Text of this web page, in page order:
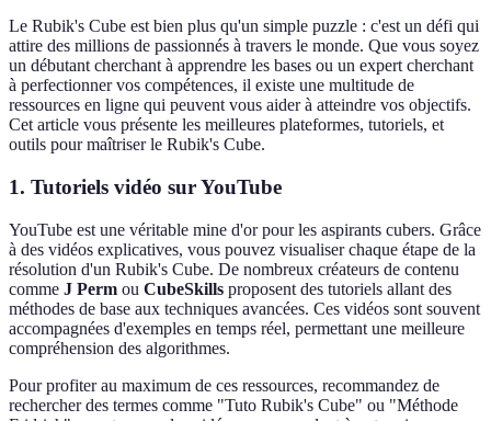
Le Rubik's Cube est bien plus qu'un simple puzzle : c'est un défi qui
attire des millions de passionnés à travers le monde. Que vous soyez
un débutant cherchant à apprendre les bases ou un expert cherchant
à perfectionner vos compétences, il existe une multitude de
ressources en ligne qui peuvent vous aider à atteindre vos objectifs.
Cet article vous présente les meilleures plateformes, tutoriels, et
outils pour maîtriser le Rubik's Cube.
1. Tutoriels vidéo sur YouTube
YouTube est une véritable mine d'or pour les aspirants cubers. Grâce
à des vidéos explicatives, vous pouvez visualiser chaque étape de la
résolution d'un Rubik's Cube. De nombreux créateurs de contenu
comme J Perm ou CubeSkills proposent des tutoriels allant des
méthodes de base aux techniques avancées. Ces vidéos sont souvent
accompagnées d'exemples en temps réel, permettant une meilleure
compréhension des algorithmes.
Pour profiter au maximum de ces ressources, recommandez de
rechercher des termes comme "Tuto Rubik's Cube" ou "Méthode